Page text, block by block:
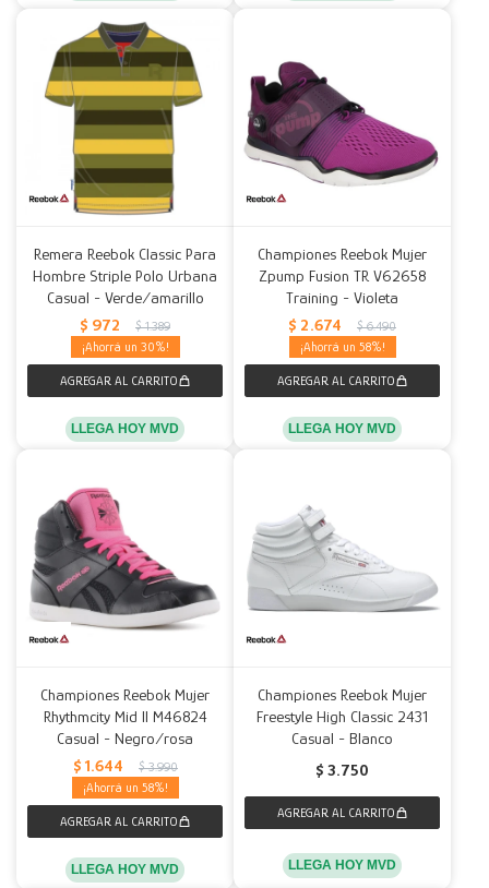
Remera Reebok Classic Para
Hombre Striple Polo Urbana
Casual - Verde/amarillo
$ 972 $ 1.389
30
LLEGA HOY MVD
Championes Reebok Mujer
Zpump Fusion TR V62658
Training - Violeta
$ 2.674 $ 6.490
58
LLEGA HOY MVD
Championes Reebok Mujer
Rhythmcity Mid II M46824
Casual - Negro/rosa
$ 1.644 $ 3.990
58
LLEGA HOY MVD
Championes Reebok Mujer
Freestyle High Classic 2431
Casual - Blanco
$ 3.750
LLEGA HOY MVD